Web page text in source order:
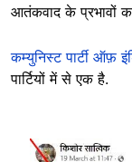
आतंकवाद के प्रभावों
कम्युनिस्ट पार्टी ऑफ़
पार्टियों में से एक है.
Image